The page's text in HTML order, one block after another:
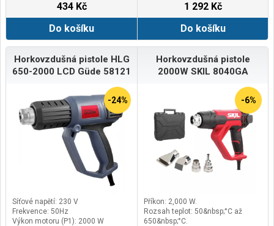
434 Kč
Do košíku
1 292 Kč
Do košíku
Horkovzdušná pistole HLG
650-2000 LCD Güde 58121
-24%
Síťové napětí: 230 V
Frekvence: 50Hz
Výkon motoru (P1): 2000 W
Horkovzdušná pistole
2000W SKIL 8040GA
-6%
Příkon: 2,000 W.
Rozsah teplot: 50&nbsp;°C až
650&nbsp;°C.